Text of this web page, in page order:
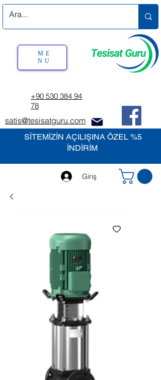
SİTEMİZİN AÇILIŞINA ÖZEL %5
İNDİRİM
+90 530 384 94
78
satis@tesisatguru.com
Giriş
ME
NU